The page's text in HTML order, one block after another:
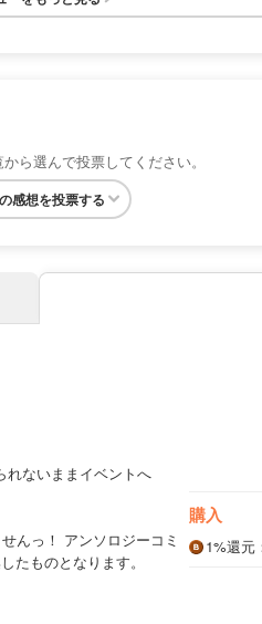
ら選んで投票してください。
感想を投票する
れないままイベントへ
んっ！ アンソロジーコミ
たものとなります。
購入
1%還元